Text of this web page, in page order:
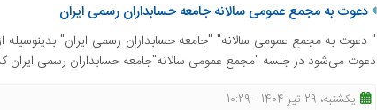
دعوت به مجمع عمومی سالانه جامعه حسابداران رسمی ایران
" دعوت به مجمع عمومی سالانه" "جامعه حسابداران رسمی ایران" بدینوسیله
دعوت می‌شود در جلسه "مجمع عمومی سالانه"جامعه حسابداران رسمی ایران که روز
یکشنبه، 29 تیر 1404 - 10:29